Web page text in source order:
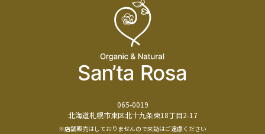
065-0019
北海道札幌市東区北十九条東18丁目2-17
※店舗販売はしておりませんので来訪はご遠慮ください